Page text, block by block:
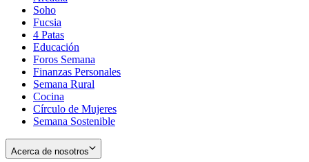
Soho
in
new
window
Fucsia
in
new
window
4 Patas
Educación
Foros Semana
Finanzas Personales
Semana Rural
Cocina
Círculo de Mujeres
Semana Sostenible
Acerca de nosotros